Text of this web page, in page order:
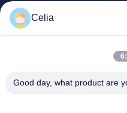
Shenzhen Zhong
Celia
Good day, what product are